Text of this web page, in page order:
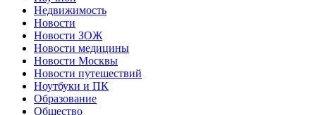
Недвижимость
Новости
Новости ЗОЖ
Новости медицины
Новости Москвы
Новости путешествий
Ноутбуки и ПК
Образование
Общество